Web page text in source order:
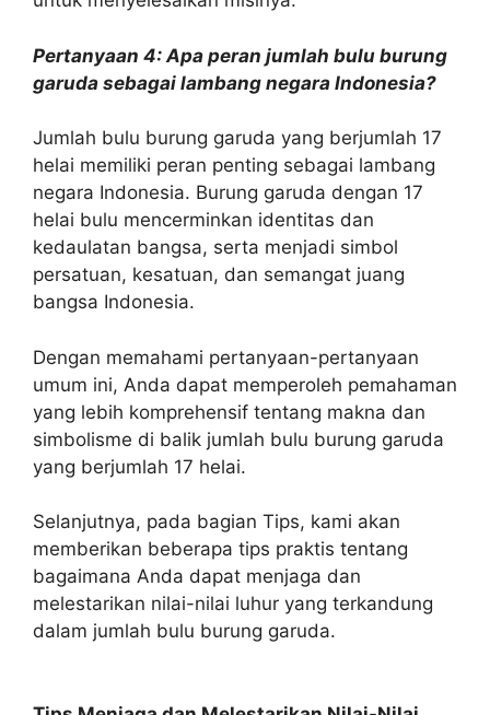
Pertanyaan 4: Apa peran jumlah bulu burung
garuda sebagai lambang negara Indonesia?
Jumlah bulu burung garuda yang berjumlah 17
helai memiliki peran penting sebagai lambang
negara Indonesia. Burung garuda dengan 17
helai bulu mencerminkan identitas dan
kedaulatan bangsa, serta menjadi simbol
persatuan, kesatuan, dan semangat juang
bangsa Indonesia.
Dengan memahami pertanyaan-pertanyaan
umum ini, Anda dapat memperoleh pemahaman
yang lebih komprehensif tentang makna dan
simbolisme di balik jumlah bulu burung garuda
yang berjumlah 17 helai.
Selanjutnya, pada bagian Tips, kami akan
memberikan beberapa tips praktis tentang
bagaimana Anda dapat menjaga dan
melestarikan nilai-nilai luhur yang terkandung
dalam jumlah bulu burung garuda.